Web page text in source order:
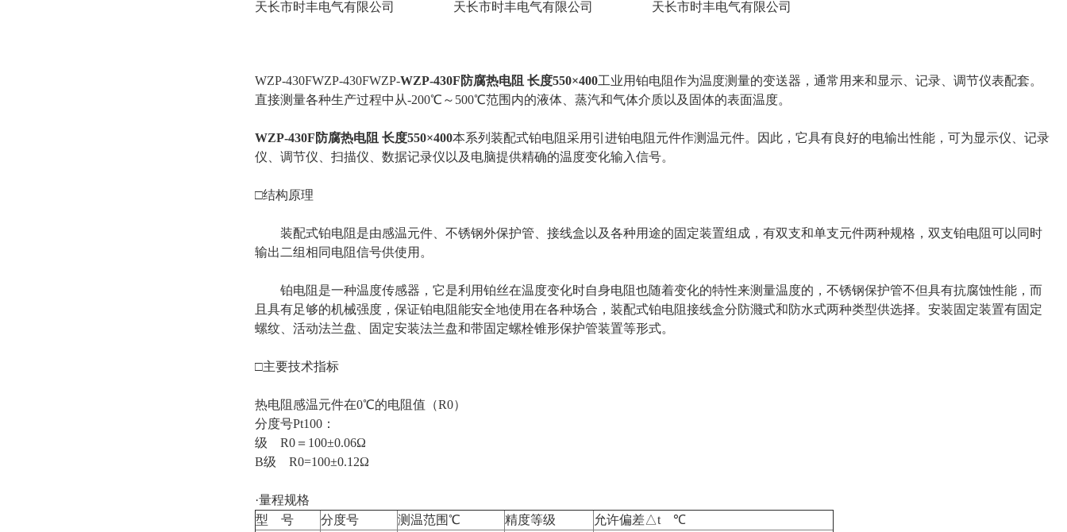
天长市时丰电气有限公司
天长市时丰电气有限公司
天长市时丰电气有限公司
WZP-430FWZP-430FWZP-WZP-430F防腐热电阻 长度550×400工业用铂电阻作为温度测量的变送器，通常用来和显示、记录、调节仪表配套。
直接测量各种生产过程中从-200℃～500℃范围内的液体、蒸汽和气体介质以及固体的表面温度。
WZP-430F防腐热电阻 长度550×400本系列装配式铂电阻采用引进铂电阻元件作测温元件。因此，它具有良好的电输出性能，可为显示仪、记录
仪、调节仪、扫描仪、数据记录仪以及电脑提供精确的温度变化输入信号。
□结构原理
装配式铂电阻是由感温元件、不锈钢外保护管、接线盒以及各种用途的固定装置组成，有双支和单支元件两种规格，双支铂电阻可以同时
输出二组相同电阻信号供使用。
铂电阻是一种温度传感器，它是利用铂丝在温度变化时自身电阻也随着变化的特性来测量温度的，不锈钢保护管不但具有抗腐蚀性能，而
且具有足够的机械强度，保证铂电阻能安全地使用在各种场合，装配式铂电阻接线盒分防濺式和防水式两种类型供选择。安装固定装置有固定
螺纹、活动法兰盘、固定安装法兰盘和带固定螺栓锥形保护管装置等形式。
□主要技术指标
热电阻感温元件在0℃的电阻值（R0）
分度号Pt100：
级 R0＝100±0.06Ω
B级 R0=100±0.12Ω
·量程规格
型 号
分度号 测温范围℃ 精度等级 允许偏差△t ℃